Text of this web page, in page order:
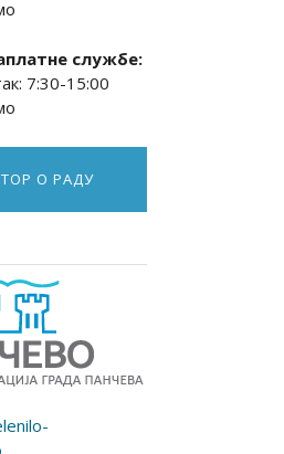
службе:
7:30-15:00
О РАДУ